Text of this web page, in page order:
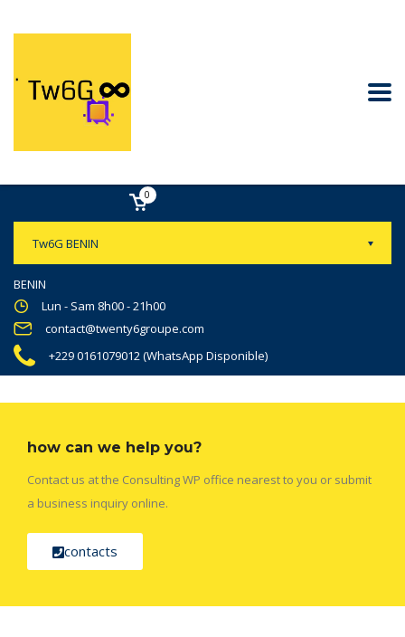
Tw6G BENIN
BENIN
Lun - Sam 8h00 - 21h00
contact@twenty6groupe.com
+229 0161079012 (WhatsApp Disponible)
0
how can we help you?
Contact us at the Consulting WP office nearest to you or submit
a business inquiry online.
contacts